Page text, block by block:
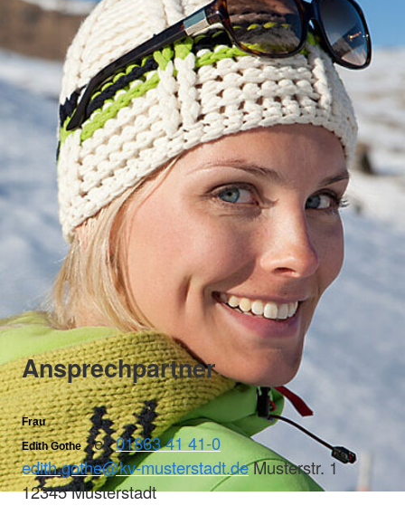
Ansprechpartner
Frau
Edith GotheTel:01863 41 41-0
edith.gothe@kv-musterstadt.deMusterstr. 1
12345 Musterstadt